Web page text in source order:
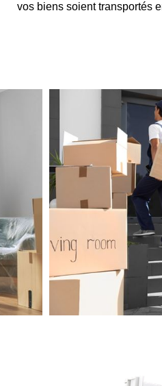
vos biens soient transportés